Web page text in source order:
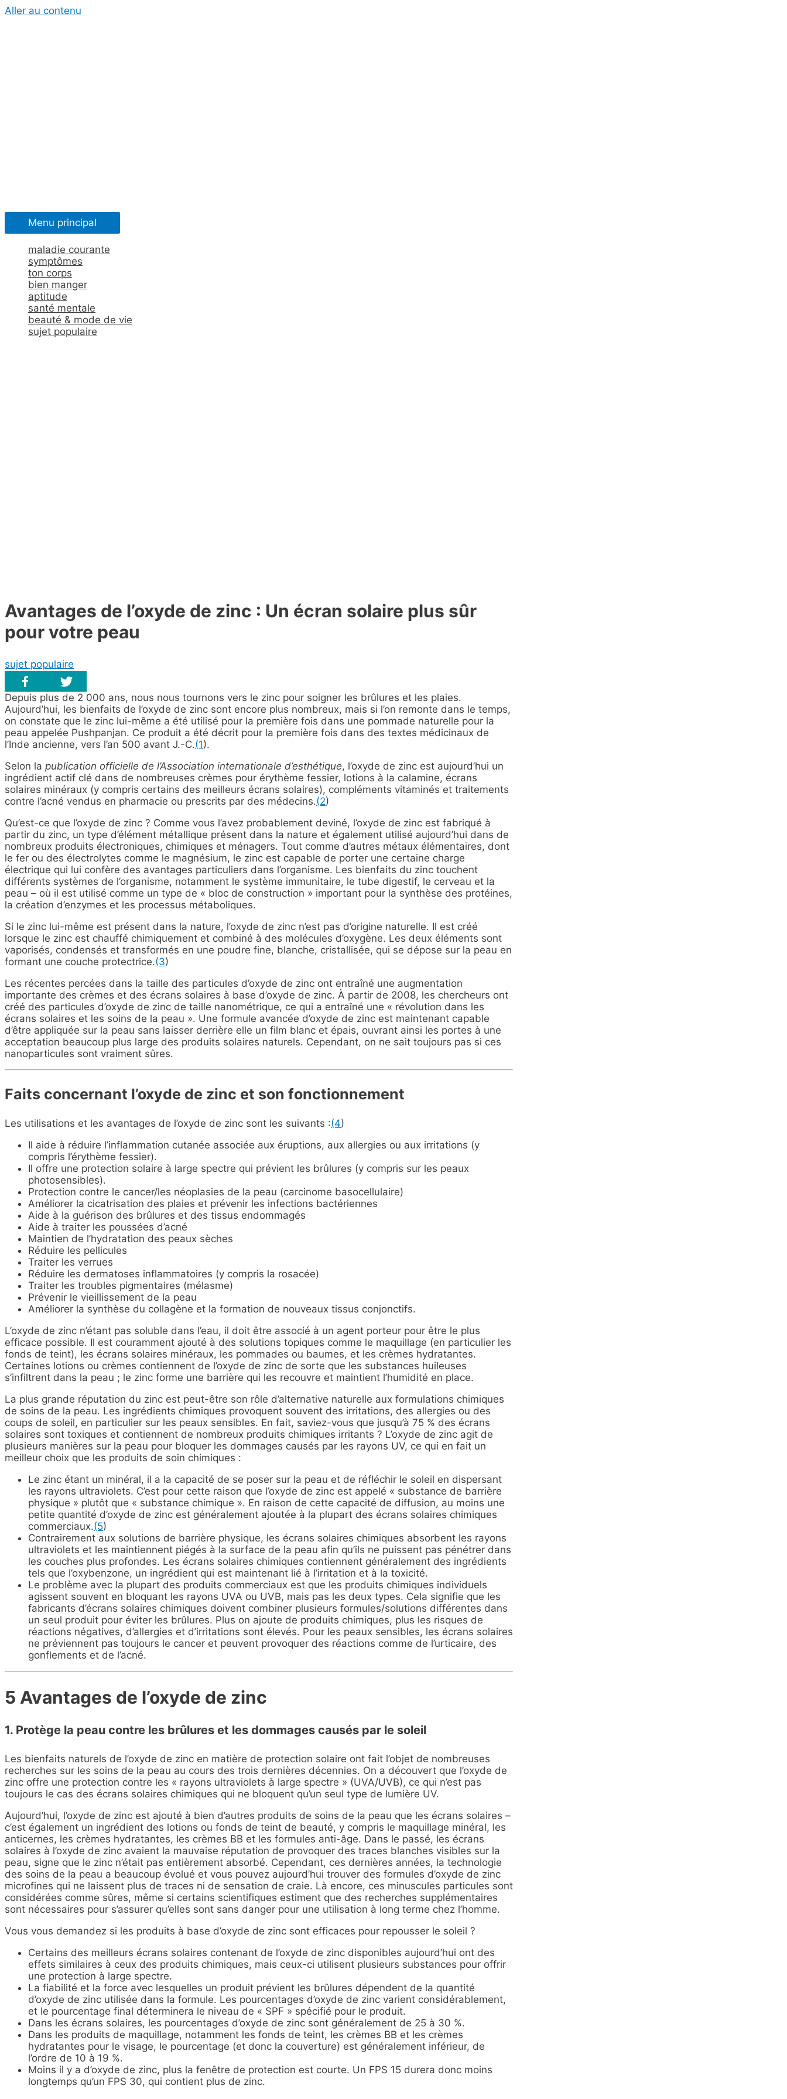
Aller au contenu
Menu principal
maladie courante
symptômes
ton corps
bien manger
aptitude
santé mentale
beauté & mode de vie
sujet populaire
Avantages de l’oxyde de zinc : Un écran solaire plus sûr
pour votre peau
sujet populaire
Depuis plus de 2 000 ans, nous nous tournons vers le zinc pour soigner les brûlures et les plaies.
Aujourd’hui, les bienfaits de l’oxyde de zinc sont encore plus nombreux, mais si l’on remonte dans le temps,
on constate que le zinc lui-même a été utilisé pour la première fois dans une pommade naturelle pour la
peau appelée Pushpanjan. Ce produit a été décrit pour la première fois dans des textes médicinaux de
l’Inde ancienne, vers l’an 500 avant J.-C.(1).
Selon la publication officielle de l’Association internationale d’esthétique, l’oxyde de zinc est aujourd’hui un
ingrédient actif clé dans de nombreuses crèmes pour érythème fessier, lotions à la calamine, écrans
solaires minéraux (y compris certains des meilleurs écrans solaires), compléments vitaminés et traitements
contre l’acné vendus en pharmacie ou prescrits par des médecins.(2)
Qu’est-ce que l’oxyde de zinc ? Comme vous l’avez probablement deviné, l’oxyde de zinc est fabriqué à
partir du zinc, un type d’élément métallique présent dans la nature et également utilisé aujourd’hui dans de
nombreux produits électroniques, chimiques et ménagers. Tout comme d’autres métaux élémentaires, dont
le fer ou des électrolytes comme le magnésium, le zinc est capable de porter une certaine charge
électrique qui lui confère des avantages particuliers dans l’organisme. Les bienfaits du zinc touchent
différents systèmes de l’organisme, notamment le système immunitaire, le tube digestif, le cerveau et la
peau – où il est utilisé comme un type de « bloc de construction » important pour la synthèse des protéines,
la création d’enzymes et les processus métaboliques.
Si le zinc lui-même est présent dans la nature, l’oxyde de zinc n’est pas d’origine naturelle. Il est créé
lorsque le zinc est chauffé chimiquement et combiné à des molécules d’oxygène. Les deux éléments sont
vaporisés, condensés et transformés en une poudre fine, blanche, cristallisée, qui se dépose sur la peau en
formant une couche protectrice.(3)
Les récentes percées dans la taille des particules d’oxyde de zinc ont entraîné une augmentation
importante des crèmes et des écrans solaires à base d’oxyde de zinc. À partir de 2008, les chercheurs ont
créé des particules d’oxyde de zinc de taille nanométrique, ce qui a entraîné une « révolution dans les
écrans solaires et les soins de la peau ». Une formule avancée d’oxyde de zinc est maintenant capable
d’être appliquée sur la peau sans laisser derrière elle un film blanc et épais, ouvrant ainsi les portes à une
acceptation beaucoup plus large des produits solaires naturels. Cependant, on ne sait toujours pas si ces
nanoparticules sont vraiment sûres.
Faits concernant l’oxyde de zinc et son fonctionnement
Les utilisations et les avantages de l’oxyde de zinc sont les suivants :(4)
Il aide à réduire l’inflammation cutanée associée aux éruptions, aux allergies ou aux irritations (y
compris l’érythème fessier).
Il offre une protection solaire à large spectre qui prévient les brûlures (y compris sur les peaux
photosensibles).
Protection contre le cancer/les néoplasies de la peau (carcinome basocellulaire)
Améliorer la cicatrisation des plaies et prévenir les infections bactériennes
Aide à la guérison des brûlures et des tissus endommagés
Aide à traiter les poussées d’acné
Maintien de l’hydratation des peaux sèches
Réduire les pellicules
Traiter les verrues
Réduire les dermatoses inflammatoires (y compris la rosacée)
Traiter les troubles pigmentaires (mélasme)
Prévenir le vieillissement de la peau
Améliorer la synthèse du collagène et la formation de nouveaux tissus conjonctifs.
L’oxyde de zinc n’étant pas soluble dans l’eau, il doit être associé à un agent porteur pour être le plus
efficace possible. Il est couramment ajouté à des solutions topiques comme le maquillage (en particulier les
fonds de teint), les écrans solaires minéraux, les pommades ou baumes, et les crèmes hydratantes.
Certaines lotions ou crèmes contiennent de l’oxyde de zinc de sorte que les substances huileuses
s’infiltrent dans la peau ; le zinc forme une barrière qui les recouvre et maintient l’humidité en place.
La plus grande réputation du zinc est peut-être son rôle d’alternative naturelle aux formulations chimiques
de soins de la peau. Les ingrédients chimiques provoquent souvent des irritations, des allergies ou des
coups de soleil, en particulier sur les peaux sensibles. En fait, saviez-vous que jusqu’à 75 % des écrans
solaires sont toxiques et contiennent de nombreux produits chimiques irritants ? L’oxyde de zinc agit de
plusieurs manières sur la peau pour bloquer les dommages causés par les rayons UV, ce qui en fait un
meilleur choix que les produits de soin chimiques :
Le zinc étant un minéral, il a la capacité de se poser sur la peau et de réfléchir le soleil en dispersant
les rayons ultraviolets. C’est pour cette raison que l’oxyde de zinc est appelé « substance de barrière
physique » plutôt que « substance chimique ». En raison de cette capacité de diffusion, au moins une
petite quantité d’oxyde de zinc est généralement ajoutée à la plupart des écrans solaires chimiques
commerciaux.(5)
Contrairement aux solutions de barrière physique, les écrans solaires chimiques absorbent les rayons
ultraviolets et les maintiennent piégés à la surface de la peau afin qu’ils ne puissent pas pénétrer dans
les couches plus profondes. Les écrans solaires chimiques contiennent généralement des ingrédients
tels que l’oxybenzone, un ingrédient qui est maintenant lié à l’irritation et à la toxicité.
Le problème avec la plupart des produits commerciaux est que les produits chimiques individuels
agissent souvent en bloquant les rayons UVA ou UVB, mais pas les deux types. Cela signifie que les
fabricants d’écrans solaires chimiques doivent combiner plusieurs formules/solutions différentes dans
un seul produit pour éviter les brûlures. Plus on ajoute de produits chimiques, plus les risques de
réactions négatives, d’allergies et d’irritations sont élevés. Pour les peaux sensibles, les écrans solaires
ne préviennent pas toujours le cancer et peuvent provoquer des réactions comme de l’urticaire, des
gonflements et de l’acné.
5 Avantages de l’oxyde de zinc
1. Protège la peau contre les brûlures et les dommages causés par le soleil
Les bienfaits naturels de l’oxyde de zinc en matière de protection solaire ont fait l’objet de nombreuses
recherches sur les soins de la peau au cours des trois dernières décennies. On a découvert que l’oxyde de
zinc offre une protection contre les « rayons ultraviolets à large spectre » (UVA/UVB), ce qui n’est pas
toujours le cas des écrans solaires chimiques qui ne bloquent qu’un seul type de lumière UV.
Aujourd’hui, l’oxyde de zinc est ajouté à bien d’autres produits de soins de la peau que les écrans solaires –
c’est également un ingrédient des lotions ou fonds de teint de beauté, y compris le maquillage minéral, les
anticernes, les crèmes hydratantes, les crèmes BB et les formules anti-âge. Dans le passé, les écrans
solaires à l’oxyde de zinc avaient la mauvaise réputation de provoquer des traces blanches visibles sur la
peau, signe que le zinc n’était pas entièrement absorbé. Cependant, ces dernières années, la technologie
des soins de la peau a beaucoup évolué et vous pouvez aujourd’hui trouver des formules d’oxyde de zinc
microfines qui ne laissent plus de traces ni de sensation de craie. Là encore, ces minuscules particules sont
considérées comme sûres, même si certains scientifiques estiment que des recherches supplémentaires
sont nécessaires pour s’assurer qu’elles sont sans danger pour une utilisation à long terme chez l’homme.
Vous vous demandez si les produits à base d’oxyde de zinc sont efficaces pour repousser le soleil ?
Certains des meilleurs écrans solaires contenant de l’oxyde de zinc disponibles aujourd’hui ont des
effets similaires à ceux des produits chimiques, mais ceux-ci utilisent plusieurs substances pour offrir
une protection à large spectre.
La fiabilité et la force avec lesquelles un produit prévient les brûlures dépendent de la quantité
d’oxyde de zinc utilisée dans la formule. Les pourcentages d’oxyde de zinc varient considérablement,
et le pourcentage final déterminera le niveau de « SPF » spécifié pour le produit.
Dans les écrans solaires, les pourcentages d’oxyde de zinc sont généralement de 25 à 30 %.
Dans les produits de maquillage, notamment les fonds de teint, les crèmes BB et les crèmes
hydratantes pour le visage, le pourcentage (et donc la couverture) est généralement inférieur, de
l’ordre de 10 à 19 %.
Moins il y a d’oxyde de zinc, plus la fenêtre de protection est courte. Un FPS 15 durera donc moins
longtemps qu’un FPS 30, qui contient plus de zinc.